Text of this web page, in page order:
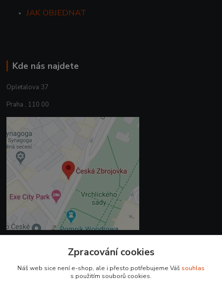
JAK OBJEDNAT
Kde nás najdete
Opletalova 37
Praha , 110 00
+420 225 375 800
Zpracování cookies
Náš web sice není e-shop, ale i přesto potřebujeme Váš souhlas
s použitím souborů cookies.